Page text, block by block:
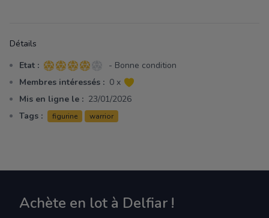
Détails
Etat : 4 sur 5 étoiles
- Bonne condition
Membres intéressés : 0 x
Mis en ligne le : 23/01/2026
Tags :
figurine warrior
Achète en lot à Delfiar !